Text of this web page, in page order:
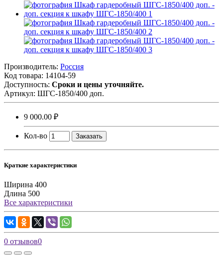
Производитель: Россия
Код товара: 14104-59
Доступность: Сроки и цены уточняйте.
Артикул: ШГС-1850/400 доп.
9 000.00 ₽
Кол-во Заказать
Краткие характеристики
Ширина 400
Длина 500
Все характеристики
0 отзывов0